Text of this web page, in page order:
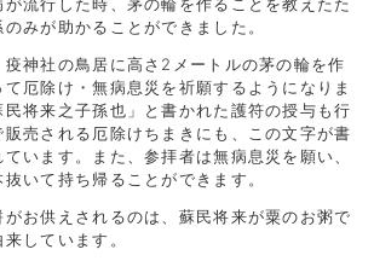
みが助かることができました。
神社の鳥居に高さ2メートルの茅の輪を作
厄除け・無病息災を祈願するようになりま
民将来之子孫也」と書かれた護符の授与も行
売される厄除けちまきにも、この文字が書
います。また、参拝者は無病息災を願い、
いて持ち帰ることができます。
お供えされるのは、蘇民将来が粟のお粥で
しています。